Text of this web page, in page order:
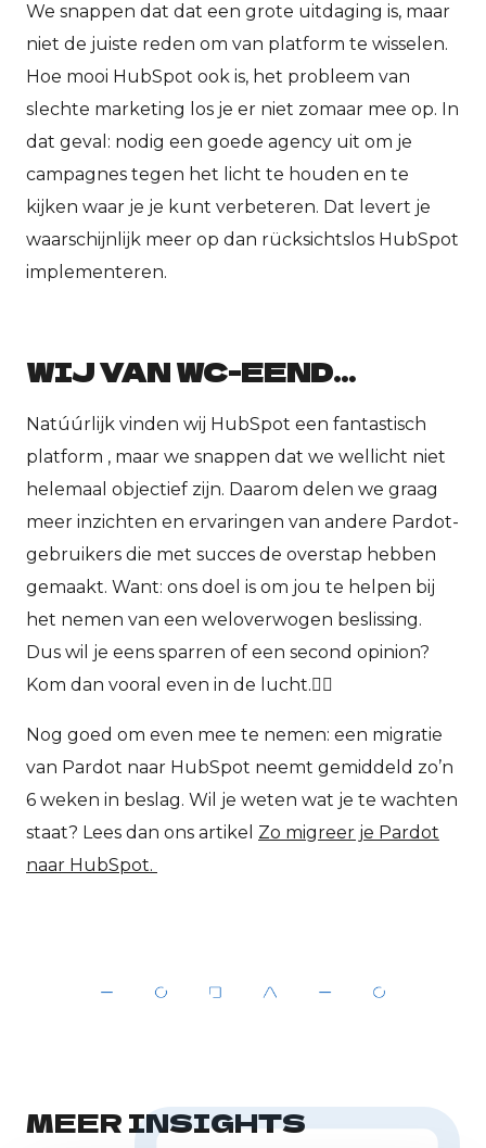
We snappen dat dat een grote uitdaging is, maar
niet de juiste reden om van platform te wisselen.
Hoe mooi HubSpot ook is, het probleem van
slechte marketing los je er niet zomaar mee op. In
dat geval: nodig een goede agency uit om je
campagnes tegen het licht te houden en te
kijken waar je je kunt verbeteren. Dat levert je
waarschijnlijk meer op dan rücksichtslos HubSpot
implementeren.
WIJ VAN WC-EEND…
Natúúrlijk vinden wij HubSpot een fantastisch
platform , maar we snappen dat we wellicht niet
helemaal objectief zijn. Daarom delen we graag
meer inzichten en ervaringen van andere Pardot-
gebruikers die met succes de overstap hebben
gemaakt. Want: ons doel is om jou te helpen bij
het nemen van een weloverwogen beslissing.
Dus wil je eens sparren of een second opinion?
Kom dan vooral even in de lucht.👇🏻
Nog goed om even mee te nemen: een migratie
van Pardot naar HubSpot neemt gemiddeld zo’n
6 weken in beslag. Wil je weten wat je te wachten
staat? Lees dan ons artikel Zo migreer je Pardot
naar HubSpot.
MEER INSIGHTS